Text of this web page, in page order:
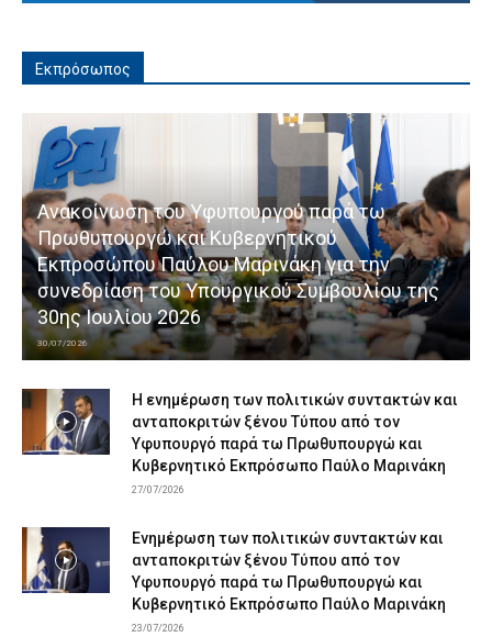
Εκπρόσωπος
Ανακοίνωση του Υφυπουργού παρά τω
Πρωθυπουργώ και Κυβερνητικού
Εκπροσώπου Παύλου Μαρινάκη για την
συνεδρίαση του Υπουργικού Συμβουλίου της
30ης Ιουλίου 2026
30/07/2026
Η ενημέρωση των πολιτικών συντακτών και
ανταποκριτών ξένου Τύπου από τον
Υφυπουργό παρά τω Πρωθυπουργώ και
Κυβερνητικό Εκπρόσωπο Παύλο Μαρινάκη
27/07/2026
Ενημέρωση των πολιτικών συντακτών και
ανταποκριτών ξένου Τύπου από τον
Υφυπουργό παρά τω Πρωθυπουργώ και
Κυβερνητικό Εκπρόσωπο Παύλο Μαρινάκη
23/07/2026